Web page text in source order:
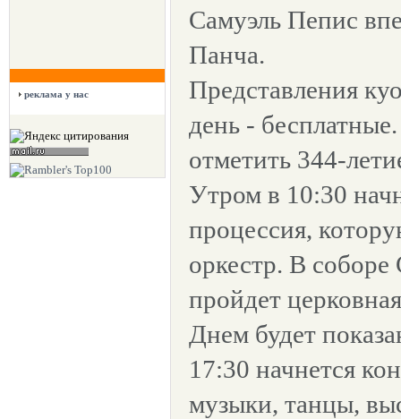
реклама у нас
Самуэль Пепис
Панча.
Представления
день -
отметить 344-
Утром в 10:30
процессия,
оркестр. В соборе
пройдет
Днем будет
17:30 начнется
музыки, танцы,